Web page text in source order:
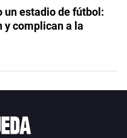
un estadio de fútbol:
y complican a la